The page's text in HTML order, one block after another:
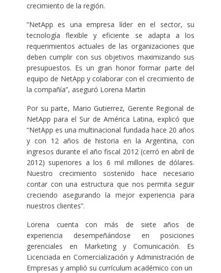
crecimiento de la región.
“NetApp es una empresa líder en el sector, su
tecnología flexible y eficiente se adapta a los
requerimientos actuales de las organizaciones que
deben cumplir con sus objetivos maximizando sus
presupuestos. Es un gran honor formar parte del
equipo de NetApp y colaborar con el crecimiento de
la compañía”, aseguró Lorena Martin
Por su parte, Mario Gutierrez, Gerente Regional de
NetApp para el Sur de América Latina, explicó que
“NetApp es una multinacional fundada hace 20 años
y con 12 años de historia en la Argentina, con
ingresos durante el año fiscal 2012 (cerró en abril de
2012) superiores a los 6 mil millones de dólares.
Nuestro crecimiento sostenido hace necesario
contar con una estructura que nos permita seguir
creciendo asegurando la mejor experiencia para
nuestros clientes”.
Lorena cuenta con más de siete años de
experiencia desempeñándose en posiciones
gerenciales en Marketing y Comunicación. Es
Licenciada en Comercialización y Administración de
Empresas y amplió su currículum académico con un